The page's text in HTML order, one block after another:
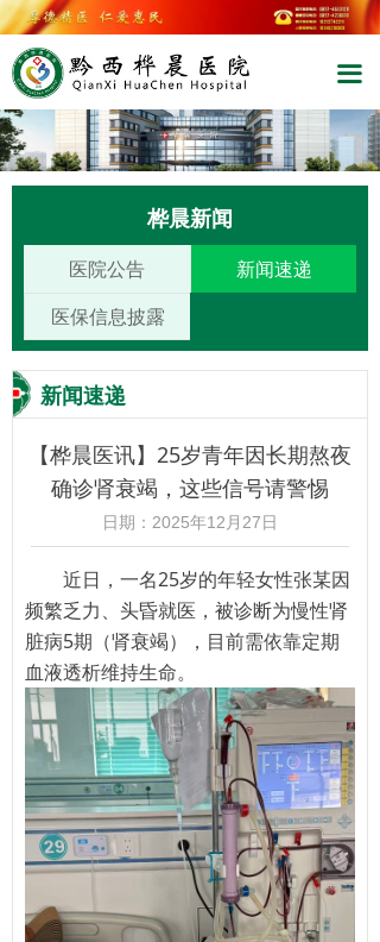
끀
桦晨新闻
医院公告
新闻速递
医保信息披露
新闻速递
【桦晨医讯】25岁青年因长期熬夜
确诊肾衰竭，这些信号请警惕
日期： 2025年12月27日
近日，一名25岁的年轻女性张某因
频繁乏力、头昏就医，被诊断为慢性肾
脏病5期（肾衰竭），目前需依靠定期
血液透析维持生命。